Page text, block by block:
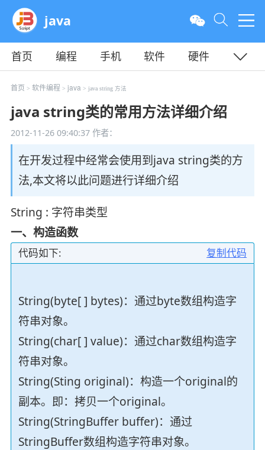
java
首页 编程 手机 软件
硬件
教程
平面 服务器
首页 > 软件编程 > java> java string 方法
java string类的常用方法详细介绍
2012-11-26 09:40:37作者：
在开发过程中经常会使用到java string类的方
法,本文将以此问题进行详细介绍
String : 字符串类型
一、构造函数
复制代码
代码如下:
String(byte[ ] bytes)：通过byte数组构造字
符串对象。
String(char[ ] value)：通过char数组构造字
符串对象。
String(Sting original)：构造一个original的
副本。即：拷贝一个original。
String(StringBuffer buffer)：通过
StringBuffer数组构造字符串对象。